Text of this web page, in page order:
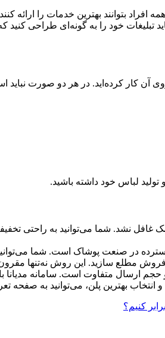
بتوانند بهترین خدمات را
خود را به گونه‌ای طراحی
آن کار کرده‌اید. در هر دو صورت
لباس خود داشته باشید.
غافل نشد. شما می‌توانید به
در صنعت پوشاک است. شما می‌توانید
مطلع سازید. این روش نه‌تنها
و حجم ارسال متفاوت است. سامانه
بهترین پلن، می‌توانید به صفحه
کنیم؟